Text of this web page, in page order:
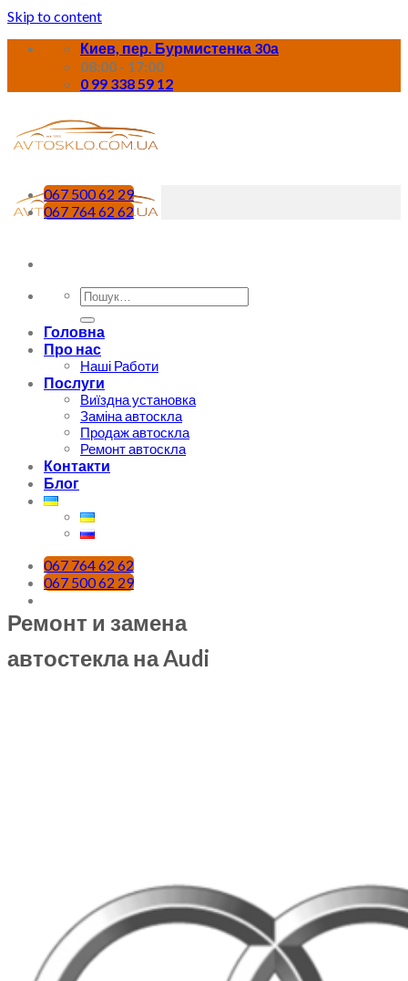
Skip to content
Киев, пер. Бурмистенка 30а
08:00 - 17:00
0 99 338 59 12
Головна
Про нас
Наші Работи
Послуги
Виїздна установка
Заміна автоскла
Продаж автоскла
Ремонт автоскла
Контакти
Блог
067 764 62 62
067 500 62 29
067 500 62 29
067 764 62 62
Ремонт и замена
автостекла на Audi